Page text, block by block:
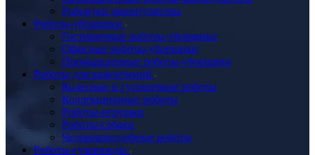
Роборуки манипуляторы
Роботы-уборщики
Гостиничные роботы-уборщики
Офисные роботы-уборщики
Промышленные роботы-уборщики
Роботы для развлечений
Колесные и гусеничные роботы
Коллекционные роботы
Роботы-игрушки
Роботы-собаки
Человекоподобные роботы
Роботы-гуманоиды